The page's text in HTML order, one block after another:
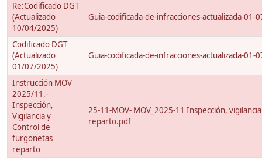
Re:Codificado DGT
(Actualizado
10/04/2025)
Guia-codificada-de-infracciones-actualizada-01-
Codificado DGT
(Actualizado
01/07/2025)
Guia-codificada-de-infracciones-actualizada-01-
Instrucción MOV
2025/11.-
Inspección,
Vigilancia y
Control de
furgonetas
reparto
25-11-MOV- MOV_2025-11 Inspección,
reparto.pdf